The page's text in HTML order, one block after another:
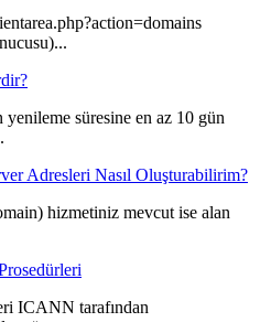
yenileme süresine en az 10 gün
Adresleri Nasıl Oluşturabilirim?
hizmetiniz mevcut ise alan
ICANN tarafından